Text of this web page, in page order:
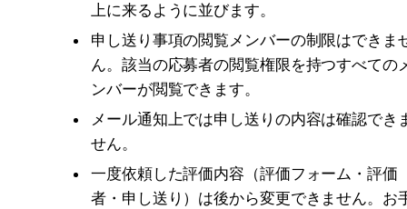
上に来るように並びます。
申し送り事項の閲覧メンバーの制限はできま
ん。該当の応募者の閲覧権限を持つすべての
ンバーが閲覧できます。
メール通知上では申し送りの内容は確認でき
せん。
一度依頼した評価内容（評価フォーム・評価
者・申し送り）は後から変更できません。お